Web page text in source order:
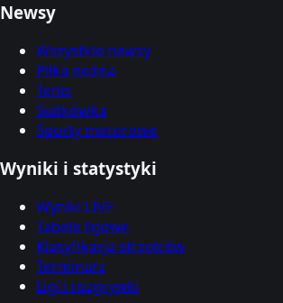
Newsy
Wszystkie newsy
Piłka nożna
Tenis
Siatkówka
Sporty motorowe
Wyniki i statystyki
Wyniki LIVE
Tabele ligowe
Klasyfikacja strzelców
Terminarz
Ligi i rozgrywki